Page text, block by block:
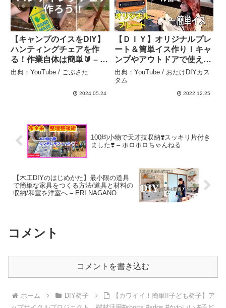
【キャンプのイスをDIY】
ハンティングチェアを作
る！作業自体は簡単🔰 – ご
ぶさた
出典：YouTube / ごぶさた
2024.05.24
【ＤＩＹ】オリジナルプレ
ート＆簡単イス作り！キャ
ンプやアウトドアで使え
る！ハイエース – おたけ
DIYカスタム
出典：YouTube / おたけDIYカス
タム
2022.12.25
100均小物で天才技収納❣️スッキリ片付き
ました❣️ – ホロホロちゃんねる
【木工DIYのはじめかた】最小限の道具
で簡単な家具をつくる方法/道具と材料の
収納/和室を洋室へ – ERI NAGANO
コメント
コメントを書き込む
ホーム DIY椅子
【カワイイ！簡単!!子ども椅子】ア